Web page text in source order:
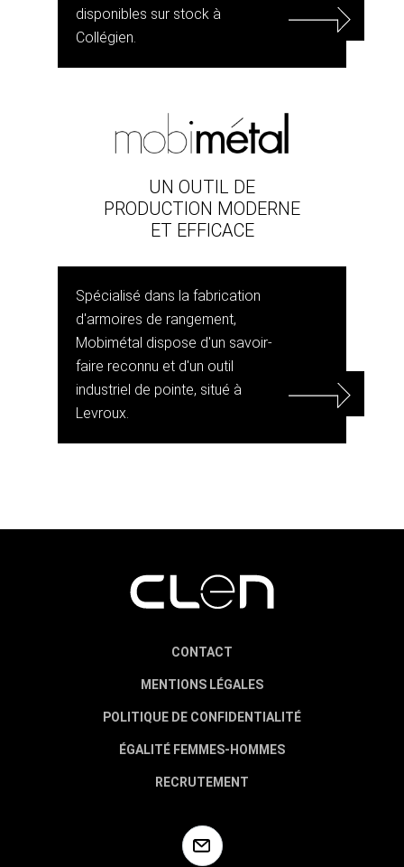
disponibles sur stock à
Collégien.
UN OUTIL DE
PRODUCTION MODERNE
ET EFFICACE
Spécialisé dans la fabrication
d'armoires de rangement,
Mobimétal dispose d'un savoir-
faire reconnu et d'un outil
industriel de pointe, situé à
Levroux.
CONTACT
MENTIONS LÉGALES
POLITIQUE DE CONFIDENTIALITÉ
ÉGALITÉ FEMMES-HOMMES
RECRUTEMENT